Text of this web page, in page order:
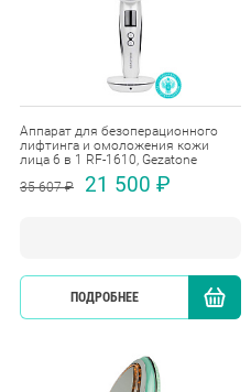
Аппарат для безоперационного
лифтинга и омоложения кожи
лица 6 в 1 RF-1610, Gezatone
35 607 ₽
21 500 ₽
ПОДРОБНЕЕ